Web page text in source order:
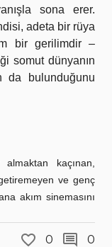
sona erer.
adeta bir rüya
bir gerilimdir –
somut dünyanın
da bulunduğunu
kaçınan,
ve genç
akım sinemasını
0 0